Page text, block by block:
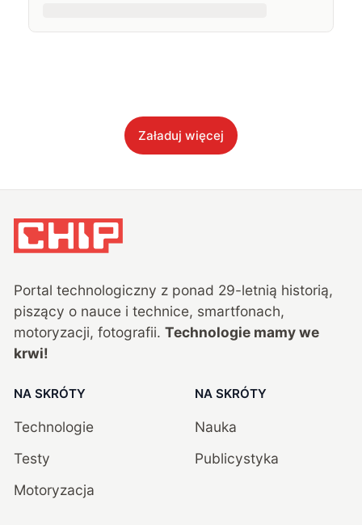
Załaduj więcej
Portal technologiczny z ponad 29-letnią historią,
piszący o nauce i technice, smartfonach,
motoryzacji, fotografii. Technologie mamy we
krwi!
NA SKRÓTY
Technologie
Testy
Motoryzacja
NA SKRÓTY
Nauka
Publicystyka